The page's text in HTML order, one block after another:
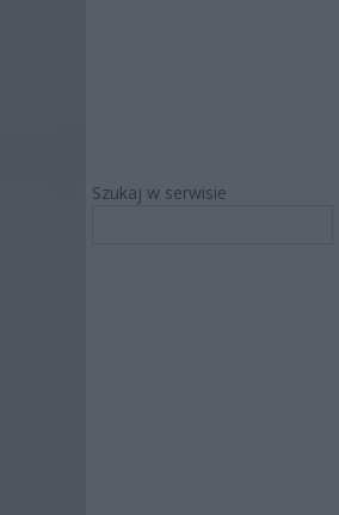
Szukaj w serwisie